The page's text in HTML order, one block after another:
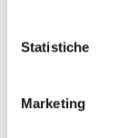
Statistiche
Marketing